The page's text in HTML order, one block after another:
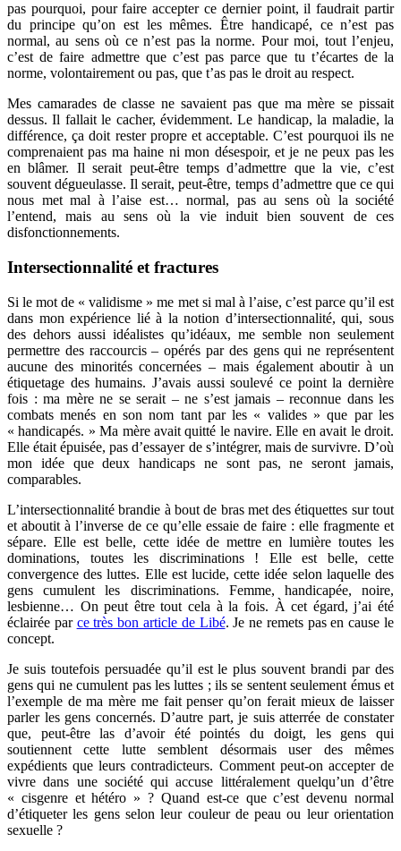
pas pourquoi, pour faire accepter ce dernier point, il faudrait partir
du principe qu’on est les mêmes. Être handicapé, ce n’est pas
normal, au sens où ce n’est pas la norme. Pour moi, tout l’enjeu,
c’est de faire admettre que c’est pas parce que tu t’écartes de la
norme, volontairement ou pas, que t’as pas le droit au respect.
Mes camarades de classe ne savaient pas que ma mère se pissait
dessus. Il fallait le cacher, évidemment. Le handicap, la maladie, la
différence, ça doit rester propre et acceptable. C’est pourquoi ils ne
comprenaient pas ma haine ni mon désespoir, et je ne peux pas les
en blâmer. Il serait peut-être temps d’admettre que la vie, c’est
souvent dégueulasse. Il serait, peut-être, temps d’admettre que ce qui
nous met mal à l’aise est… normal, pas au sens où la société
l’entend, mais au sens où la vie induit bien souvent de ces
disfonctionnements.
Intersectionnalité et fractures
Si le mot de « validisme » me met si mal à l’aise, c’est parce qu’il est
dans mon expérience lié à la notion d’intersectionnalité, qui, sous
des dehors aussi idéalistes qu’idéaux, me semble non seulement
permettre des raccourcis – opérés par des gens qui ne représentent
aucune des minorités concernées – mais également aboutir à un
étiquetage des humains. J’avais aussi soulevé ce point la dernière
fois : ma mère ne se serait – ne s’est jamais – reconnue dans les
combats menés en son nom tant par les « valides » que par les
« handicapés. » Ma mère avait quitté le navire. Elle en avait le droit.
Elle était épuisée, pas d’essayer de s’intégrer, mais de survivre. D’où
mon idée que deux handicaps ne sont pas, ne seront jamais,
comparables.
L’intersectionnalité brandie à bout de bras met des étiquettes sur tout
et aboutit à l’inverse de ce qu’elle essaie de faire : elle fragmente et
sépare. Elle est belle, cette idée de mettre en lumière toutes les
dominations, toutes les discriminations ! Elle est belle, cette
convergence des luttes. Elle est lucide, cette idée selon laquelle des
gens cumulent les discriminations. Femme, handicapée, noire,
lesbienne… On peut être tout cela à la fois. À cet égard, j’ai été
éclairée par ce très bon article de Libé. Je ne remets pas en cause le
concept.
Je suis toutefois persuadée qu’il est le plus souvent brandi par des
gens qui ne cumulent pas les luttes ; ils se sentent seulement émus et
l’exemple de ma mère me fait penser qu’on ferait mieux de laisser
parler les gens concernés. D’autre part, je suis atterrée de constater
que, peut-être las d’avoir été pointés du doigt, les gens qui
soutiennent cette lutte semblent désormais user des mêmes
expédients que leurs contradicteurs. Comment peut-on accepter de
vivre dans une société qui accuse littéralement quelqu’un d’être
« cisgenre et hétéro » ? Quand est-ce que c’est devenu normal
d’étiqueter les gens selon leur couleur de peau ou leur orientation
sexuelle ?